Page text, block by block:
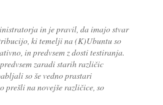
in je pravil, da imajo stvar
ki temelji na (K)Ubuntu so
in predvsem z dosti testiranja.
zaradi starih različic
so še vedno prastari
prešli na novejše različice, so